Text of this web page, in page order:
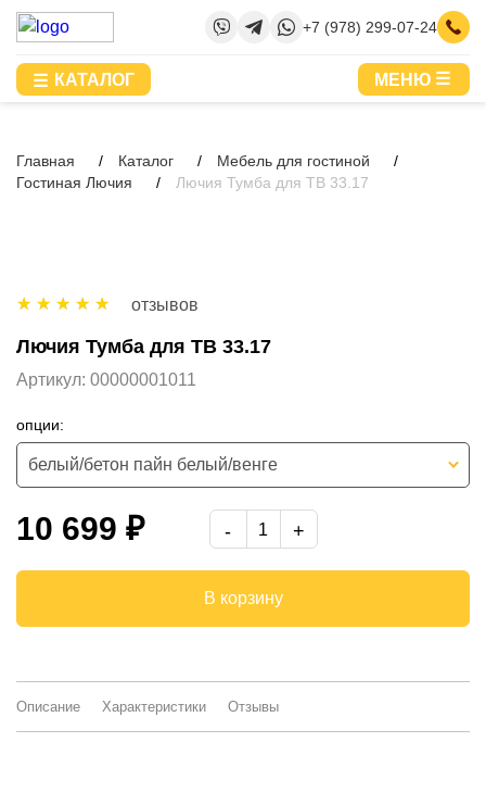
+7 (978) 299-07-24
КАТАЛОГ МЕНЮ
Главная Каталог
Мебель для гостиной
Гостиная Лючия
Лючия Тумба для ТВ 33.17
отзывов
Лючия Тумба для ТВ 33.17
Артикул: 00000001011
опции:
белый/бетон пайн белый/венге
10 699 ₽
В корзину
Описание Характеристики Отзывы